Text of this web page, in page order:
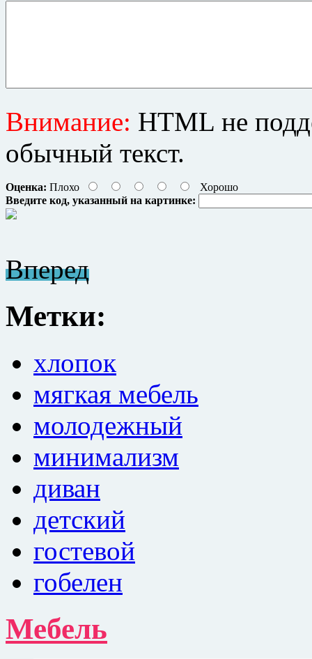
Внимание: HTML не
обычный текст.
Оценка: Плохо
Хорошо
Введите код, указанный на картинке:
Вперед
Метки:
хлопок
мягкая мебель
молодежный
минимализм
диван
детский
гостевой
гобелен
Мебель